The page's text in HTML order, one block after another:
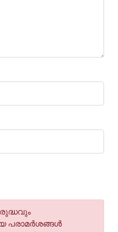
പരാമര്‍ശങ്ങള്‍